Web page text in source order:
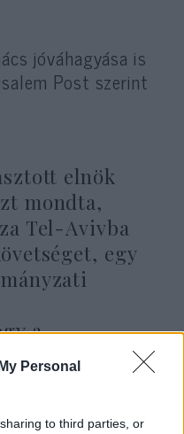
Personal
to third parties, or
jóváhagyása is
Post szerint
elnök
mondta,
Tel-Avivba
egy
a
beiktatása